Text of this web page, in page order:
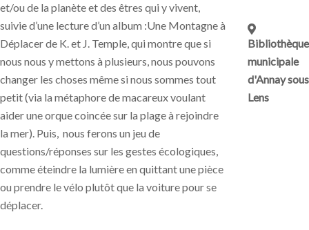
et/ou de la planète et des êtres qui y vivent,
suivie d’une lecture d’un album :Une Montagne à
Déplacer de K. et J. Temple, qui montre que si
nous nous y mettons à plusieurs, nous pouvons
changer les choses même si nous sommes tout
petit (via la métaphore de macareux voulant
aider une orque coincée sur la plage à rejoindre
la mer). Puis, nous ferons un jeu de
questions/réponses sur les gestes écologiques,
comme éteindre la lumière en quittant une pièce
ou prendre le vélo plutôt que la voiture pour se
déplacer.
Bibliothèque
municipale
d'Annay sous
Lens